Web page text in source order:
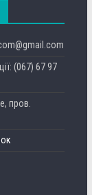
(067) 67 97
пров.